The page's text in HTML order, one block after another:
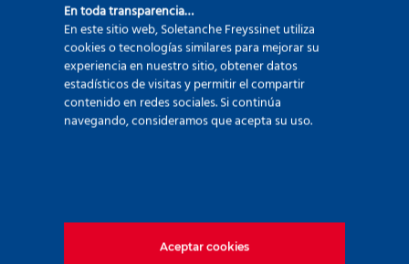
280 avenue Napoléon Bonaparte
92500 Rueil Malmaison – France
+33 (0)1 47 76 42 62
En toda transparencia…
En este sitio web, Soletanche Freyssinet utiliza
cookies o tecnologías similares para mejorar su
experiencia en nuestro sitio, obtener datos
estadísticos de visitas y permitir el compartir
contenido en redes sociales. Si continúa
navegando, consideramos que acepta su uso.
Aceptar cookies